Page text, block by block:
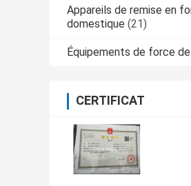
Appareils de remise en
domestique (21)
Équipements de force
CERTIFICAT